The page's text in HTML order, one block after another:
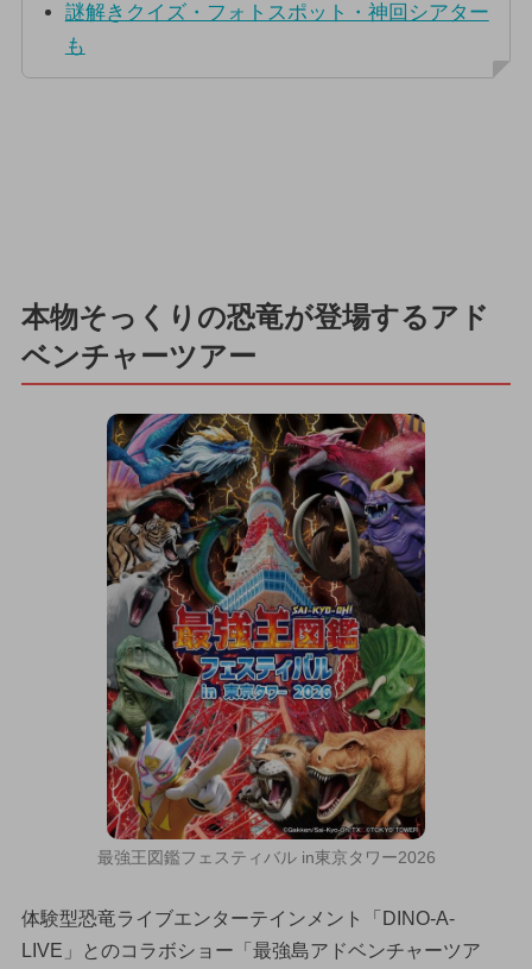
謎解きクイズ・フォトスポット・神回シアター
も
本物そっくりの恐竜が登場するアド
ベンチャーツアー
最強王図鑑フェスティバル in東京タワー2026
体験型恐竜ライブエンターテインメント「DINO-A-
LIVE」とのコラボショー「最強島アドベンチャーツア